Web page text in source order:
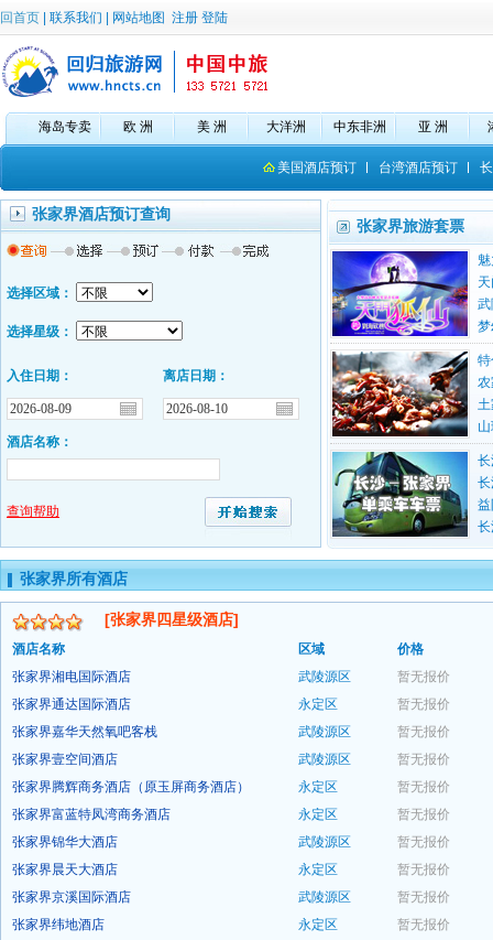
回首页 联系我们 网站地图 注册 登陆
海岛专卖 欧 洲 美 洲 大洋洲 中东非洲 亚 洲
美国酒店预订 台湾酒店预订
张家界酒店预订查询
选择区域：
选择星级：
入住日期： 离店日期：
酒店名称：
查询帮助
张家界旅游套票
武
张家界所有酒店
[张家界四星级酒店]
酒店名称 区域
价格
张家界湘电国际酒店
武陵源区
暂无报价
预订
张家界通达国际酒店 永定区
暂无报价
预订
张家界嘉华天然氧吧客栈 武陵源区
暂无报价
预订
张家界壹空间酒店 武陵源区
暂无报价
预订
张家界腾辉商务酒店（原玉屏商务酒店） 永定区
暂无报价
预订
张家界富蓝特凤湾商务酒店 永定区
暂无报价
预订
张家界锦华大酒店 武陵源区
暂无报价
预订
张家界晨天大酒店 永定区
暂无报价
预订
张家界京溪国际酒店 武陵源区
暂无报价
预订
张家界纬地酒店 永定区
暂无报价